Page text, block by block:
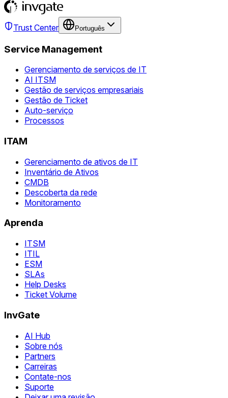
Trust Center Português
Service Management
Gerenciamento de serviços de IT
AI ITSM
Gestão de serviços empresariais
Gestão de Ticket
Auto-serviço
Processos
ITAM
Gerenciamento de ativos de IT
Inventário de Ativos
CMDB
Descoberta da rede
Monitoramento
Aprenda
ITSM
ITIL
ESM
SLAs
Help Desks
Ticket Volume
InvGate
AI Hub
Sobre nós
Partners
Carreiras
Contate-nos
Suporte